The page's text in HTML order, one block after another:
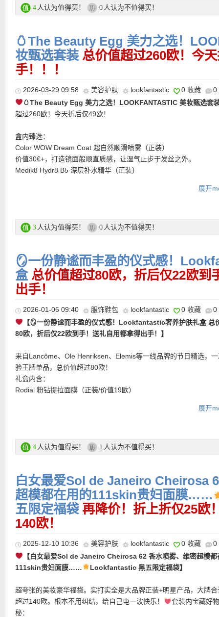
每天早晚以打圈方式涂抹全身，让身体肌肤被柔润包裹。质地丰盈
ESPA Positivity 沐浴露
晨间唤醒，夜间放松，都可以用它完成一场带香气的沐浴仪式。可
起泡清洗，也可倒入浴缸营造泡泡浴，让身体清洁变成一段轻盈愉
护理时间。
Aveda botanical repair™ 免洗修护乳
湿发后涂抹，无需冲洗，让受损发丝在吹整前多一层保护感。适合
得做复杂护发流程时使用，轻松减少毛躁，让头发更顺、更有质感
Weleda Skin Food 经典滋养霜
直接涂抹。尤其适合手肘、指缘、干燥双手等局部护理，睡前厚涂
手套，还能作为夜间密集滋养。
CeraVe 透明质酸保湿洁面
早晚都能使用的温和洁面，适合中性至干性肌肤。湿手后按摩清洁
冲洗，帮助洗去日常污垢，同时保留舒适不紧绷的肤感。旅行中用
专为干燥、敏感肌准备的轻盈补水组合。洁面擦干后，先取 5–6 泵
柔涂抹于脸部与颈部，再叠加面霜锁住水分。适合换季、飞行、旅
购买链接在此
★ 邮费：全场满30欧德国境内免邮（普通快递），可直邮瑞士、荷
地利等地区，邮费详情请参考网站信息。
★ 退货：14天内无理由退货
★ 【Lookfantastic网站中文图文购物教程点击此处
La Roche-Posay Hyalu 理肤泉B5精华 10ml（豪华中样）
经典温和清洁单品，为敏感肌带来更安心的卸妆体验。
Avène Cicalfate+ 雅漾修护霜 40ml（豪华中样）
针对非常敏感肌肤设计，带来舒缓与修护兼具的呵护感。
First Aid Beauty KP Bump Eraser 身体磨砂 1 oz（豪华中样）
含 10% 果酸成分，帮助改善粗糙感，让肌肤更平滑细腻。
First Aid Beauty 洁面乳 2.0 oz（豪华中样）
温和清洁不易带走肌肤所需水分，适合作为日常基础清洁。
Bioeffect Hydrogel Mask 水凝胶面膜（正装）
MZ Skin Radiance & Renewal Instant Clarity 焕亮净肤面膜 20ml
提升肌肤明净度与光泽感，为整体肤况注入更精致的细腻感。
★ 限时可用优惠码：DEUTAODE亲测有效！
★ 邮费：全场满30欧德国境内免邮（普通快递），可直邮瑞士、荷
地利等地区，邮费详情请参考网站信息。
★ 退货：14天内无理由退货
4 人认为值得买！ 0 人认为不值得买！
🥚The Beauty Egg 美力之选！
妆甄选套装 总价值超过260欧！今
手！！！
2026-03-29 09:58 美容护肤 lookfantastic 0 收藏
0
🥚The Beauty Egg 美力之选！LOOKFANTASTIC 美妆甄选套
超过260欧！今天折后仅49欧！
盒内臻选：
Color WOW Dream Coat 超自然顺滑喷雾（正装）
价值30€+，打造镜面般顺直质感，让湿气止步于发丝之外。
Medik8 Hydr8 B5 深层补水精华（正装）
Fenty Beauty Gloss Bomb Oil 唇蜜油 – Rose Amber（正装）
价值11€+，洗去疲惫，留下巴西式的松弛与香气。
Anastasia Beverly Hills 柔焦精华腮红 – Hibiskus（正装）
价值33€+，精华级质地，将红润与光泽自然晕染于肌肤之上。
111SKIN Cryo 消肿紧致眼膜（正装）
价值11€+，快速唤醒眼周，重现清醒与锋芒。
购买直达链接在此
★ 今天可用7折优惠码： SONNTAG亲测有效！
★ 邮费：全场满30欧德国境内免邮（普通快递），可直邮瑞士、荷
★ 【Lookfantastic网站中文图文购物教程点击此处】
展开
3 人认为值得买！ 0 人认为不值得买！
🪞一份静谧而丰盈的仪式感！
盒 总价值超过80欧，折后仅22欧到
出手！
2026-01-06 09:40 服饰鞋包 lookfantastic 0 收藏
0
【🪞一份静谧而丰盈的仪式感！Lookfantastic奢养护肤礼盒 总
80欧，折后仅22欧到手！送礼自用都拿得出手！】
来自Lancôme、Ole Henriksen、Elemis等一线品牌的节日精选，
验王牌单品，总价值超过80欧！
礼盒内含：
Rodial 粉钻提拉面膜（正装/价值19欧）
细腻肤质。
解，只留下细腻柔润。
Fresh 玫瑰润泽面膜15ml（价值13欧）
植物萃取直达肌底，舒缓、补水、提亮，多重功效一盒即享，肤感
滑。
Peter Thomas Roth 玻尿酸水润眼贴1片（价值6欧）
泽。
Ole Henriksen 香蕉亮肤面霜7ml（价值6欧）
黄金维 C 复合物加持，一步提亮暗沉，淡化色斑与不均，让肤色尽
购买直达链接在此
展开
4 人认为值得买！ 1 人认为不值得买！
白女最爱Sol de Janeiro Cheirosa
超模都在用的111skin贵妇面膜……
五限定福袋 再降价！折上折仅25欧
140欧！
2025-12-10 10:36 美容护肤 lookfantastic 0 收藏
0
【白女最爱Sol de Janeiro Cheirosa 62 香水喷雾、维密超模都
111skin贵妇面膜……
Lookfantastic 黑五限定福袋】
超夸张的美妆豪华福袋。实打实全是大品牌正装+明星产品，大牌
超过140欧。根本不用纠结，给自己屯一波快乐！
套装内宝藏好
秘：